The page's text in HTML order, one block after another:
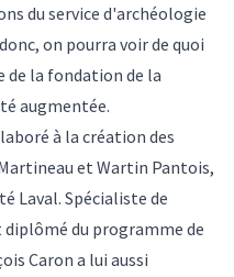
du service d'archéologie
on pourra voir de quoi
la fondation de la
augmentée.
à la création des
et Wartin Pantois,
Laval. Spécialiste de
du programme de
Caron a lui aussi